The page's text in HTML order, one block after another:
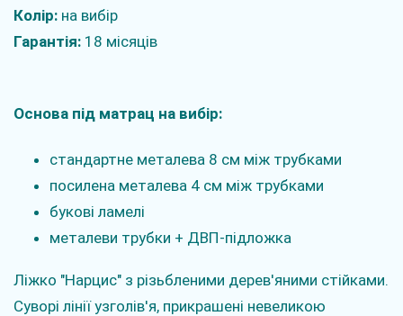
Колір: на вибір
Гарантія: 18 місяців
Основа під матрац на вибір:
стандартне металева 8 см між трубками
посилена металева 4 см між трубками
букові ламелі
металеви трубки + ДВП-підложка
Ліжко "Нарцис" з різьбленими дерев'яними стійками.
Суворі лінії узголів'я, прикрашені невеликою